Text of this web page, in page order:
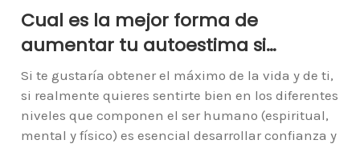
Cual es la mejor forma de
aumentar tu autoestima si…
Si te gustaría obtener el máximo de la vida y de ti,
si realmente quieres sentirte bien en los diferentes
niveles que componen el ser humano (espiritual,
mental y físico) es esencial desarrollar confianza y